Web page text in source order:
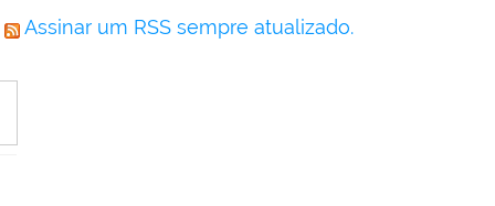
Assinar um RSS sempre atualizado.